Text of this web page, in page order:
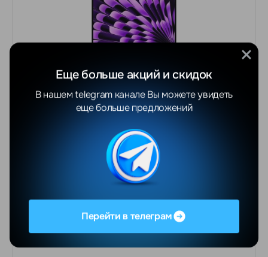
Macbook Air 15" M3 16 GB, SSD 512 GB Серый
Перейти в телеграм
Еще больше акций и скидок
В нашем telegram канале Вы можете увидеть
еще больше предложений